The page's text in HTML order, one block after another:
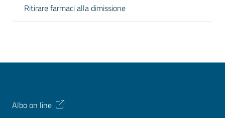
Ritirare farmaci alla dimissione
Albo on line